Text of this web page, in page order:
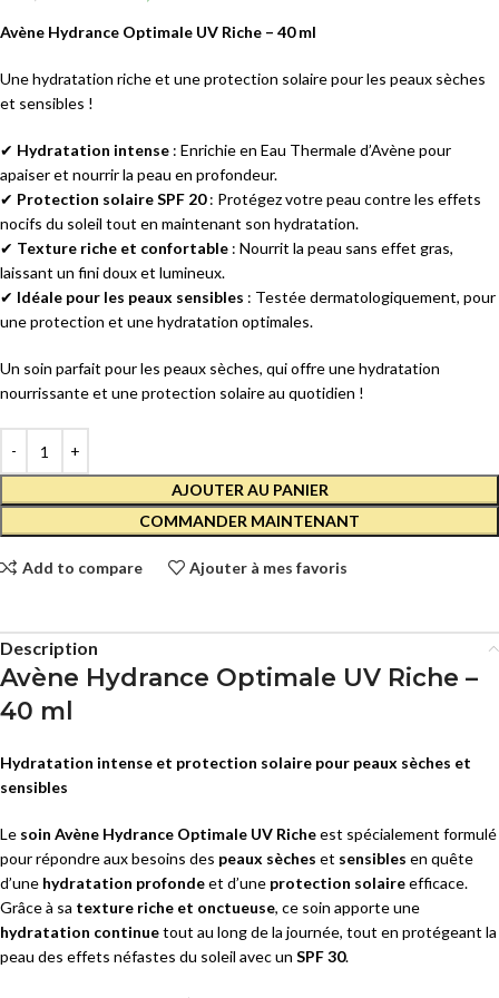
Avène Hydrance Optimale UV Riche – 40 ml
Une hydratation riche et une protection solaire pour les peaux sèches
et sensibles !
✔ Hydratation intense : Enrichie en Eau Thermale d’Avène pour
apaiser et nourrir la peau en profondeur.
✔ Protection solaire SPF 20: Protégez votre peau contre les effets
nocifs du soleil tout en maintenant son hydratation.
✔ Texture riche et confortable : Nourrit la peau sans effet gras,
laissant un fini doux et lumineux.
✔ Idéale pour les peaux sensibles : Testée dermatologiquement, pour
une protection et une hydratation optimales.
Un soin parfait pour les peaux sèches, qui offre une hydratation
nourrissante et une protection solaire au quotidien !
AJOUTER AU PANIER
COMMANDER MAINTENANT
Add to compare Ajouter à mes favoris
Description
Avène Hydrance Optimale UV Riche –
40 ml
Hydratation intense et protection solaire pour peaux sèches et
sensibles
Le soin Avène Hydrance Optimale UV Richeest spécialement formulé
pour répondre aux besoins des peaux sèches et sensibles en quête
d’une hydratation profondeet d’une protection solaireefficace.
Grâce à sa texture riche et onctueuse, ce soin apporte une
hydratation continuetout au long de la journée, tout en protégeant la
peau des effets néfastes du soleil avec un SPF 30.